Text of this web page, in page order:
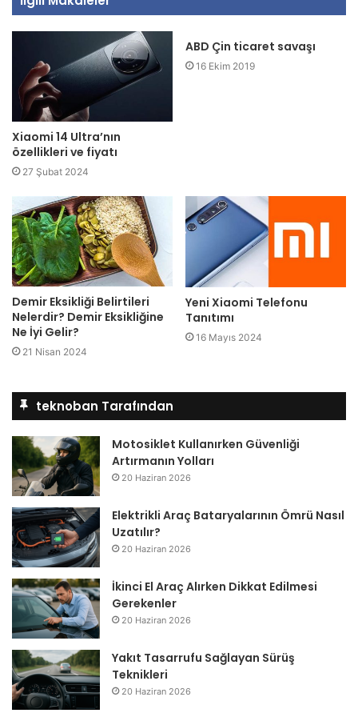
Xiaomi 14 Ultra’nın
özellikleri ve fiyatı
27 Şubat 2024
ABD Çin ticaret savaşı
16 Ekim 2019
Demir Eksikliği Belirtileri
Nelerdir? Demir Eksikliğine
Ne İyi Gelir?
21 Nisan 2024
Yeni Xiaomi Telefonu
Tanıtımı
16 Mayıs 2024
teknoban Tarafından
Motosiklet Kullanırken Güvenliği
Artırmanın Yolları
20 Haziran 2026
Elektrikli Araç Bataryalarının Ömrü Nasıl
Uzatılır?
20 Haziran 2026
İkinci El Araç Alırken Dikkat Edilmesi
Gerekenler
20 Haziran 2026
Yakıt Tasarrufu Sağlayan Sürüş
Teknikleri
20 Haziran 2026